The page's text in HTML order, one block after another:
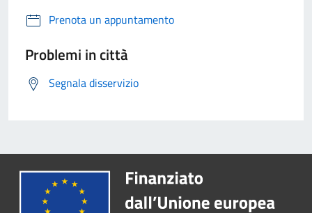
Prenota un appuntamento
Problemi in città
Segnala disservizio